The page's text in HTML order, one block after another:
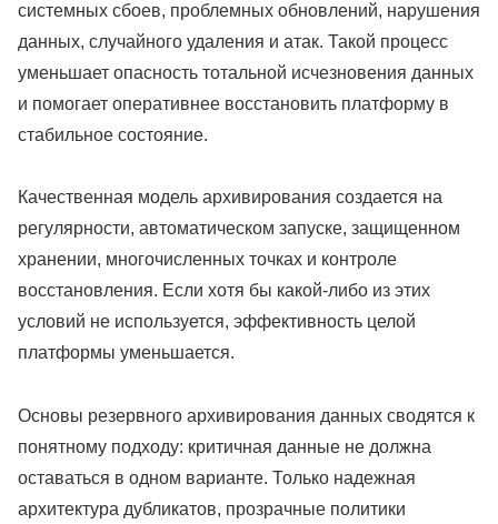
системных сбоев, проблемных обновлений, нарушения
данных, случайного удаления и атак. Такой процесс
уменьшает опасность тотальной исчезновения данных
и помогает оперативнее восстановить платформу в
стабильное состояние.
Качественная модель архивирования создается на
регулярности, автоматическом запуске, защищенном
хранении, многочисленных точках и контроле
восстановления. Если хотя бы какой-либо из этих
условий не используется, эффективность целой
платформы уменьшается.
Основы резервного архивирования данных сводятся к
понятному подходу: критичная данные не должна
оставаться в одном варианте. Только надежная
архитектура дубликатов, прозрачные политики